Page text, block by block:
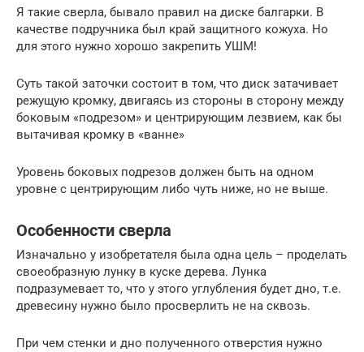
Я такие сверла, бывало правил на диске балгарки. В
качестве подручника был край защитного кожуха. Но
для этого нужно хорошо закрепить УШМ!
Суть такой заточки состоит в том, что диск затачивает
режущую кромку, двигаясь из стороны в сторону между
боковым «подрезом» и центрирующим лезвием, как бы
вытачивая кромку в «ванне»
Уровень боковых подрезов должен быть на одном
уровне с центрирующим либо чуть ниже, но не выше.
Особенности сверла
Изначально у изобретателя была одна цель – проделать
своеобразную лунку в куске дерева. Лунка
подразумевает то, что у этого углубления будет дно, т.е.
древесину нужно было просверлить не на сквозь.
При чем стенки и дно полученного отверстия нужно